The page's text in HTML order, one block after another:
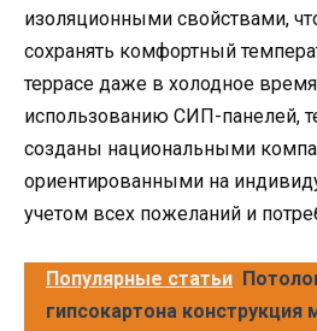
изоляционными свойствами,
сохранять комфортный
террасе даже в холодное
использованию СИП-панелей,
созданы национальными
ориентированными на
учетом всех пожеланий и
Популярные статьи
гипсокартона конструкция